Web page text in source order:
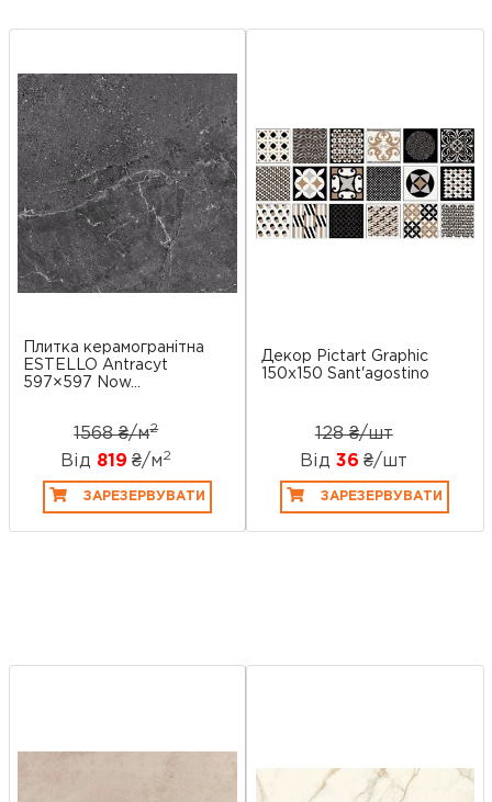
Плитка керамогранітна
ESTELLO Antracyt
597×597 Now...
1568 ₴/м2
Від 819₴/м2
ЗАРЕЗЕРВУВАТИ
Декор Pictart Graphic
150х150 Sant'agostino
128 ₴/шт
Від 36₴/шт
ЗАРЕЗЕРВУВАТИ